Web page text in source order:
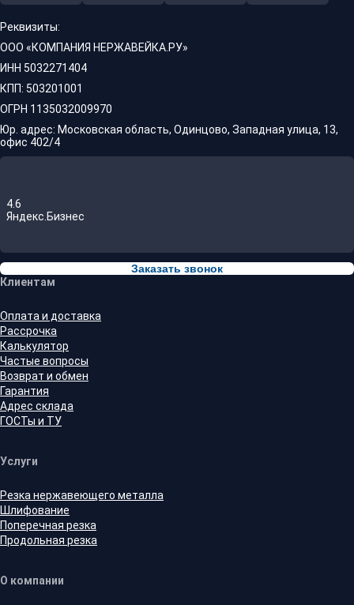
Реквизиты:
ООО «КОМПАНИЯ НЕРЖАВЕЙКА.РУ»
ИНН 5032271404
КПП: 503201001
ОГРН 1135032009970
Юр. адрес: Московская область, Одинцово, Западная улица, 13,
офис 402/4
4.6
Яндекс.Бизнес
Заказать звонок
Клиентам
Оплата и доставка
Рассрочка
Калькулятор
Частые вопросы
Возврат и обмен
Гарантия
Адрес склада
ГОСТы и ТУ
Услуги
Резка нержавеющего металла
Шлифование
Поперечная резка
Продольная резка
О компании